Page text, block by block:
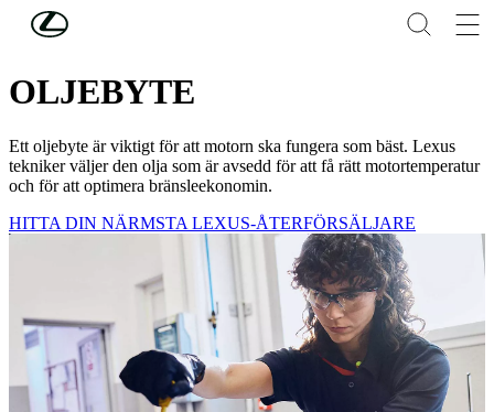
Hoppa till huvudinnehåll
SERVICE & UNDERHÅLL
OLJEBYTE
Ett oljebyte är viktigt för att motorn ska fungera som bäst. Lexus
tekniker väljer den olja som är avsedd för att få rätt motortemperatur
och för att optimera bränsleekonomin.
HITTA DIN NÄRMSTA LEXUS-ÅTERFÖRSÄLJARE